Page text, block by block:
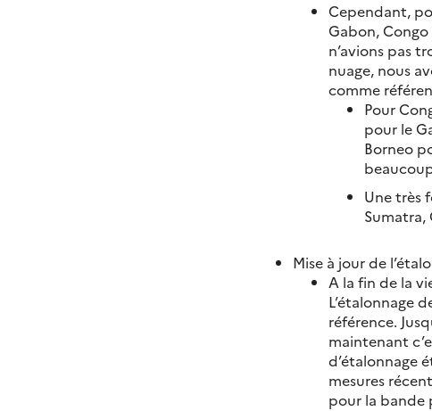
Cependant,
Gabon, Congo
n’avions pas
nuage, nous
comme
Pour
pour le
Borneo
Une très
Sumatra,
Mise à jour de
A la fin de la
L’étalonnage
référence.
maintenant
d’étalonnage
mesures
pour la bande